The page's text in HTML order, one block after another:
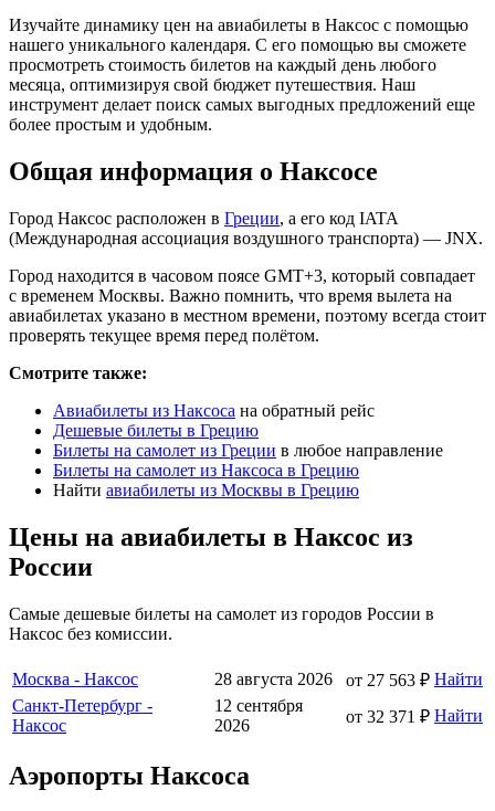
Изучайте динамику цен на авиабилеты в Наксос с помощью
нашего уникального календаря. С его помощью вы сможете
просмотреть стоимость билетов на каждый день любого
месяца, оптимизируя свой бюджет путешествия. Наш
инструмент делает поиск самых выгодных предложений еще
более простым и удобным.
Общая информация о Наксосе
Город Наксос расположен в Греции, а его код IATA
(Международная ассоциация воздушного транспорта) — JNX.
Город находится в часовом поясе GMT+3, который совпадает
с временем Москвы. Важно помнить, что время вылета на
авиабилетах указано в местном времени, поэтому всегда стоит
проверять текущее время перед полётом.
Смотрите также:
Авиабилеты из Наксоса на обратный рейс
Дешевые билеты в Грецию
Билеты на самолет из Греции в любое направление
Билеты на самолет из Наксоса в Грецию
Найти авиабилеты из Москвы в Грецию
Цены на авиабилеты в Наксос из
России
Самые дешевые билеты на самолет из городов России в
Наксос без комиссии.
Москва - Наксос 28 августа 2026 от 27 563 ₽ Найти
Санкт-Петербург -
Наксос
12 сентября
2026
от 32 371 ₽ Найти
Аэропорты Наксоса